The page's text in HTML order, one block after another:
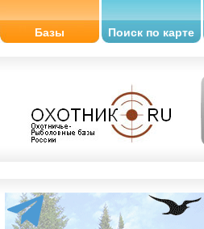
Базы Поиск по карте